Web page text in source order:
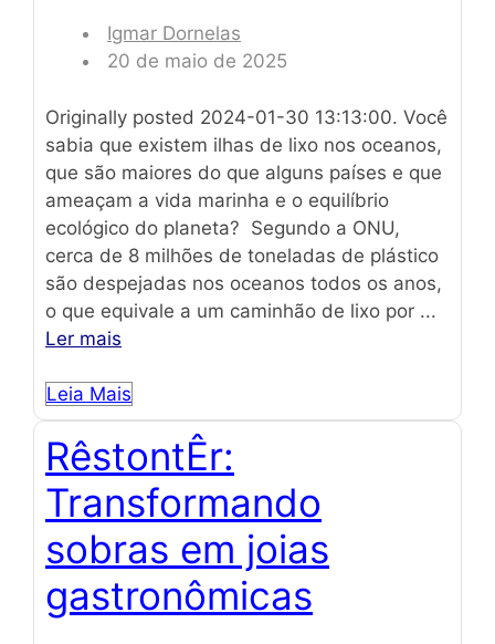
Igmar Dornelas
20 de maio de 2025
Originally posted 2024-01-30 13:13:00. Você
sabia que existem ilhas de lixo nos oceanos,
que são maiores do que alguns países e que
ameaçam a vida marinha e o equilíbrio
ecológico do planeta? Segundo a ONU,
cerca de 8 milhões de toneladas de plástico
são despejadas nos oceanos todos os anos,
o que equivale a um caminhão de lixo por ...
Ler mais
Leia Mais
RêstontÊr:
Transformando
sobras em joias
gastronômicas